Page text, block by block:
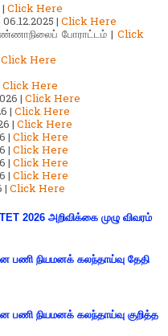
Click Here
| Click Here
போராட்டம் | Click
Click Here
Click Here
| Click Here
| Click Here
| Click Here
| Click Here
| Click Here
| Click Here
| Click Here
| Click Here
2026 அறிவிக்கை முழு விவரம்
பணி நியமனக் கலந்தாய்வு தேதி
பணி நியமனக் கலந்தாய்வு குறித்த